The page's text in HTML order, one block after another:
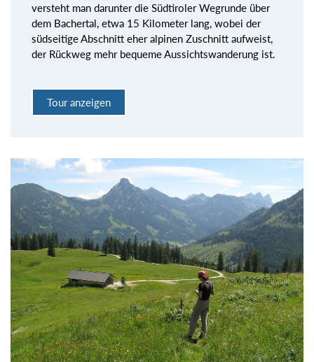
versteht man darunter die Südtiroler Wegrunde über
dem Bachertal, etwa 15 Kilometer lang, wobei der
südseitige Abschnitt eher alpinen Zuschnitt aufweist,
der Rückweg mehr bequeme Aussichtswanderung ist.
Tour anzeigen